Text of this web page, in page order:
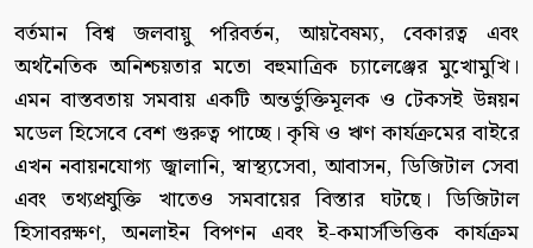
বর্তমান বিশ্ব জলবায়ু পরিবর্তন, আয়বৈষম্য, বেকারত্ব এবং
অর্থনৈতিক অনিশ্চয়তার মতো বহুমাত্রিক চ্যালেঞ্জের মুখোমুখি।
এমন বাস্তবতায় সমবায় একটি অন্তর্ভুক্তিমূলক ও টেকসই উন্নয়ন
মডেল হিসেবে বেশ গুরুত্ব পাচ্ছে। কৃষি ও ঋণ কার্যক্রমের বাইরে
এখন নবায়নযোগ্য জ্বালানি, স্বাস্থ্যসেবা, আবাসন, ডিজিটাল সেবা
এবং তথ্যপ্রযুক্তি খাতেও সমবায়ের বিস্তার ঘটছে। ডিজিটাল
হিসাবরক্ষণ, অনলাইন বিপণন এবং ই-কমার্সভিত্তিক কার্যক্রম